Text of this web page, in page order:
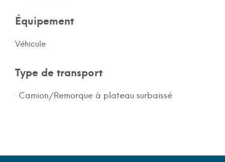
Équipement
Véhicule
Type de transport
Camion/Remorque à plateau surbaissé